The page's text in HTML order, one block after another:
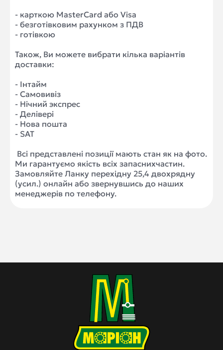
- карткою MasterCard або Visa
- безготівковим рахунком з ПДВ
- готівкою
Також, Ви можете вибрати кілька варіантів
доставки:
- Інтайм
- Самовивіз
- Нічний экспрес
- Делівері
- Нова пошта
- SAT
Всі представлені позиції мають стан як на фото.
Ми гарантуємо якість всіх запаснихчастин.
Замовляйте Ланку перехідну 25,4 двохрядну
(усил.) онлайн або звернувшись до наших
менеджерів по телефону.